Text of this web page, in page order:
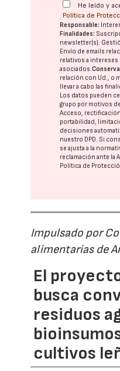
He leído y
Política de
Responsable:
Finalidades:
newsletter(s).
Envío de emails
relativos a intereses
asociados.
relación con Ud., o
llevar a cabo las
Los datos pueden
grupo por motivos
Acceso,
portabilidad,
decisiones
nuestro DPD. Si
se ajusta a la
reclamación ante la
Política de
Impulsado por
alimentarias de
El
busca
residuos
cultivos